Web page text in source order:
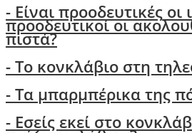
- Είναι προοδευτικές οι
προοδευτικοί οι
πιστά?
- Τo κονκλάβιο στη
- Τα μπαρμπέρικα της
- Εσείς εκεί στο